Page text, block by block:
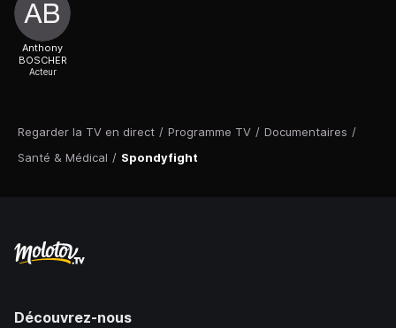
Regarder la TV en direct / Programme TV / Documentaires /
Santé & Médical / Spondyfight
Anthony
BOSCHER
Acteur
Découvrez-nous